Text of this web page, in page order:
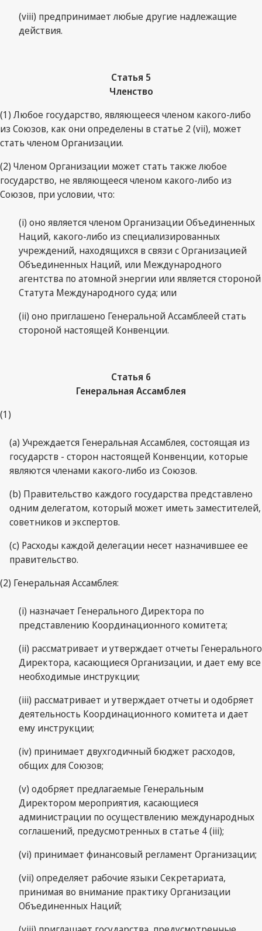
(viii) предпринимает любые другие надлежащие
действия.
Статья 5
Членство
(1) Любое государство, являющееся членом какого-либо
из Союзов, как они определены в статье 2 (vii), может
стать членом Организации.
(2) Членом Организации может стать также любое
государство, не являющееся членом какого-либо из
Союзов, при условии, что:
(i) оно является членом Организации Объединенных
Наций, какого-либо из специализированных
учреждений, находящихся в связи с Организацией
Объединенных Наций, или Международного
агентства по атомной энергии или является стороной
Статута Международного суда; или
(ii) оно приглашено Генеральной Ассамблеей стать
стороной настоящей Конвенции.
Статья 6
Генеральная Ассамблея
(1)
(a) Учреждается Генеральная Ассамблея, состоящая из
государств - сторон настоящей Конвенции, которые
являются членами какого-либо из Союзов.
(b) Правительство каждого государства представлено
одним делегатом, который может иметь заместителей,
советников и экспертов.
(c) Расходы каждой делегации несет назначившее ее
правительство.
(2) Генеральная Ассамблея:
(i) назначает Генерального Директора по
представлению Координационного комитета;
(ii) рассматривает и утверждает отчеты Генерального
Директора, касающиеся Организации, и дает ему все
необходимые инструкции;
(iii) рассматривает и утверждает отчеты и одобряет
деятельность Координационного комитета и дает
ему инструкции;
(iv) принимает двухгодичный бюджет расходов,
общих для Союзов;
(v) одобряет предлагаемые Генеральным
Директором мероприятия, касающиеся
администрации по осуществлению международных
соглашений, предусмотренных в статье 4 (iii);
(vi) принимает финансовый регламент Организации;
(vii) определяет рабочие языки Секретариата,
принимая во внимание практику Организации
Объединенных Наций;